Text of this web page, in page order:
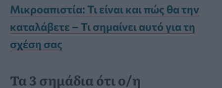
Μικροαπιστία: Τι είναι και πώς θα την
καταλάβετε – Τι σημαίνει αυτό για τη
σχέση σας
Τα 3 σημάδια ότι ο/η